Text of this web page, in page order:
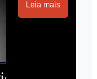
Leia mais